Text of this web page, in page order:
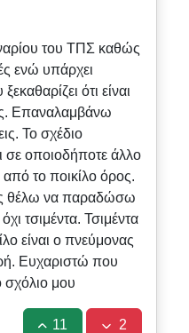
του ΤΠΣ καθώς
ενώ υπάρχει
ότι είναι
Επαναλαμβάνω
Το σχέδιο
σε οποιοδήποτε άλλο
το ποικίλο όρος.
θέλω να παραδώσω
τσιμέντα. Τσιμέντα
είναι ο πνεύμονας
Ευχαριστώ που
σχόλιο μου
11 2